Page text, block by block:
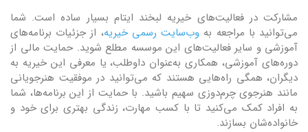
مشارکت در فعالیت‌های خیریه لبخند ایتام بسیار ساده است. شما
می‌توانید با مراجعه به وب‌سایت رسمی خیریه، از جزئیات برنامه‌های
آموزشی و سایر فعالیت‌های این موسسه مطلع شوید. حمایت مالی از
دوره‌های آموزشی، همکاری به‌عنوان داوطلب، یا معرفی این خیریه به
دیگران، همگی راه‌هایی هستند که می‌توانید در موفقیت هنرجویانی
مانند هنرجوی چرم‌دوزی سهیم باشید. با حمایت از این برنامه‌ها، شما
به افراد کمک می‌کنید تا با کسب مهارت، زندگی بهتری برای خود و
خانواده‌شان بسازند.